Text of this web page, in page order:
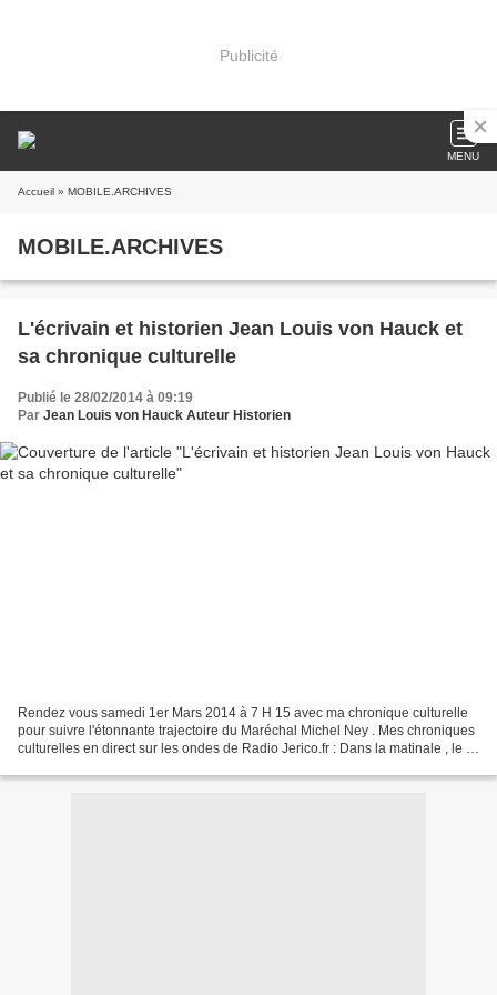
Publicité
MENU
Accueil » MOBILE.ARCHIVES
MOBILE.ARCHIVES
L'écrivain et historien Jean Louis von Hauck et
sa chronique culturelle
Publié le 28/02/2014 à 09:19
Par Jean Louis von Hauck Auteur Historien
Rendez vous samedi 1er Mars 2014 à 7 H 15 avec ma chronique culturelle
pour suivre l'étonnante trajectoire du Maréchal Michel Ney . Mes chroniques
culturelles en direct sur les ondes de Radio Jerico.fr : Dans la matinale , le 7